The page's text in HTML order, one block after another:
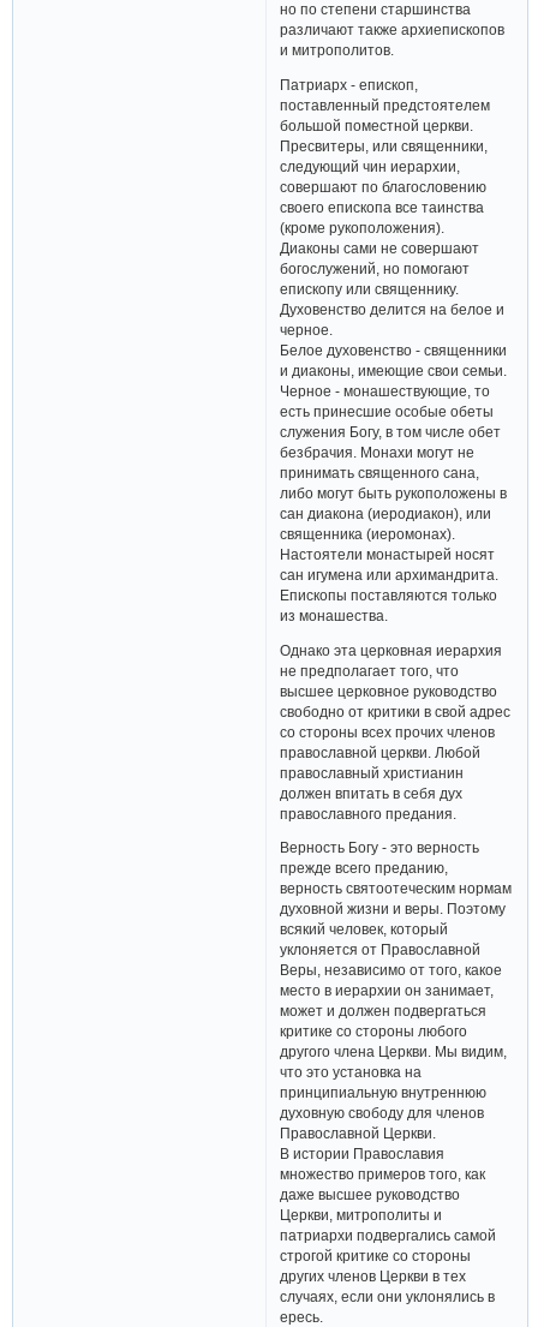
но по степени старшинства
различают также архиепископов
и митрополитов.
Патриарх - епископ,
поставленный предстоятелем
большой поместной церкви.
Пресвитеры, или священники,
следующий чин иерархии,
совершают по благословению
своего епископа все таинства
(кроме рукоположения).
Диаконы сами не совершают
богослужений, но помогают
епископу или священнику.
Духовенство делится на белое и
черное.
Белое духовенство - священники
и диаконы, имеющие свои семьи.
Черное - монашествующие, то
есть принесшие особые обеты
служения Богу, в том числе обет
безбрачия. Монахи могут не
принимать священного сана,
либо могут быть рукоположены в
сан диакона (иеродиакон), или
священника (иеромонах).
Настоятели монастырей носят
сан игумена или архимандрита.
Епископы поставляются только
из монашества.
Однако эта церковная иерархия
не предполагает того, что
высшее церковное руководство
свободно от критики в свой адрес
со стороны всех прочих членов
православной церкви. Любой
православный христианин
должен впитать в себя дух
православного предания.
Верность Богу - это верность
прежде всего преданию,
верность святоотеческим нормам
духовной жизни и веры. Поэтому
всякий человек, который
уклоняется от Православной
Веры, независимо от того, какое
место в иерархии он занимает,
может и должен подвергаться
критике со стороны любого
другого члена Церкви. Мы видим,
что это установка на
принципиальную внутреннюю
духовную свободу для членов
Православной Церкви.
В истории Православия
множество примеров того, как
даже высшее руководство
Церкви, митрополиты и
патриархи подвергались самой
строгой критике со стороны
других членов Церкви в тех
случаях, если они уклонялись в
ересь.